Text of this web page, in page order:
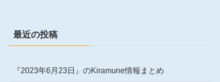
最近の投稿
『2023年6月23日』のKiramune情報まとめ